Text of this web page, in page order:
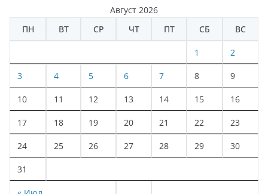
Август 2026
ПН
ВТ СР ЧТ ПТ СБ ВС
1 2
3 4 5 6 7 8 9
10 11 12 13 14 15 16
17 18 19 20 21 22 23
24 25 26 27 28 29 30
31